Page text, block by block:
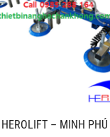
HEROLIFT – MINH PHÚ